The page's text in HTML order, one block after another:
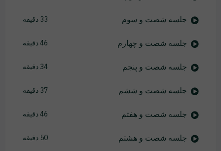
جلسه شصت و سوم 33 دقیقه
جلسه شصت و چهارم 46 دقیقه
جلسه شصت و پنجم 34 دقیقه
جلسه شصت و ششم 37 دقیقه
جلسه شصت و هفتم 46 دقیقه
جلسه شصت و هشتم 50 دقیقه